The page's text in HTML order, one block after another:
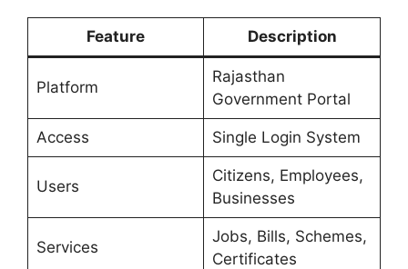
Feature Description
Platform
Rajasthan
Government Portal
Access Single Login System
Users
Citizens, Employees,
Businesses
Services
Jobs, Bills, Schemes,
Certificates